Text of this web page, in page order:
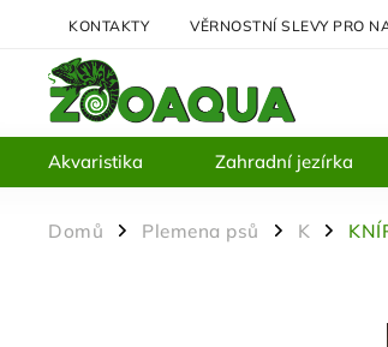
KONTAKTY VĚRNOSTNÍ SLEVY PRO
Akvaristika Zahradní jezírka
Domů / Plemena psů / K /